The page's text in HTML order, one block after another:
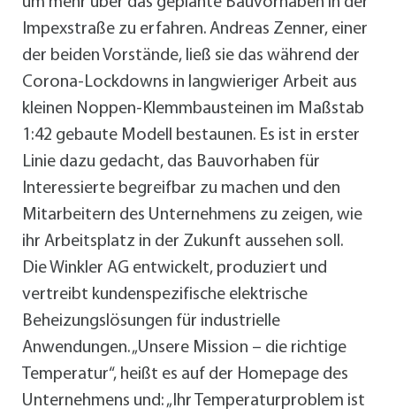
Impexstraße zu erfahren. Andreas Zenner, einer
der beiden Vorstände, ließ sie das während der
Corona-Lockdowns in langwieriger Arbeit aus
kleinen Noppen-Klemmbausteinen im Maßstab
1:42 gebaute Modell bestaunen. Es ist in erster
Linie dazu gedacht, das Bauvorhaben für
Interessierte begreifbar zu machen und den
Mitarbeitern des Unternehmens zu zeigen, wie
ihr Arbeitsplatz in der Zukunft aussehen soll.
Die Winkler AG entwickelt, produziert und
vertreibt kundenspezifische elektrische
Beheizungslösungen für industrielle
Anwendungen. „Unsere Mission – die richtige
Temperatur“, heißt es auf der Homepage des
Unternehmens und: „Ihr Temperaturproblem ist